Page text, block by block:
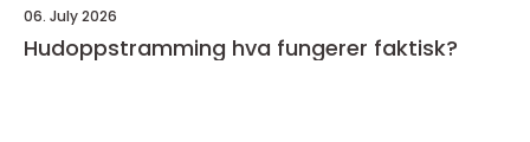
06. July 2026
Hudoppstramming hva fungerer faktisk?